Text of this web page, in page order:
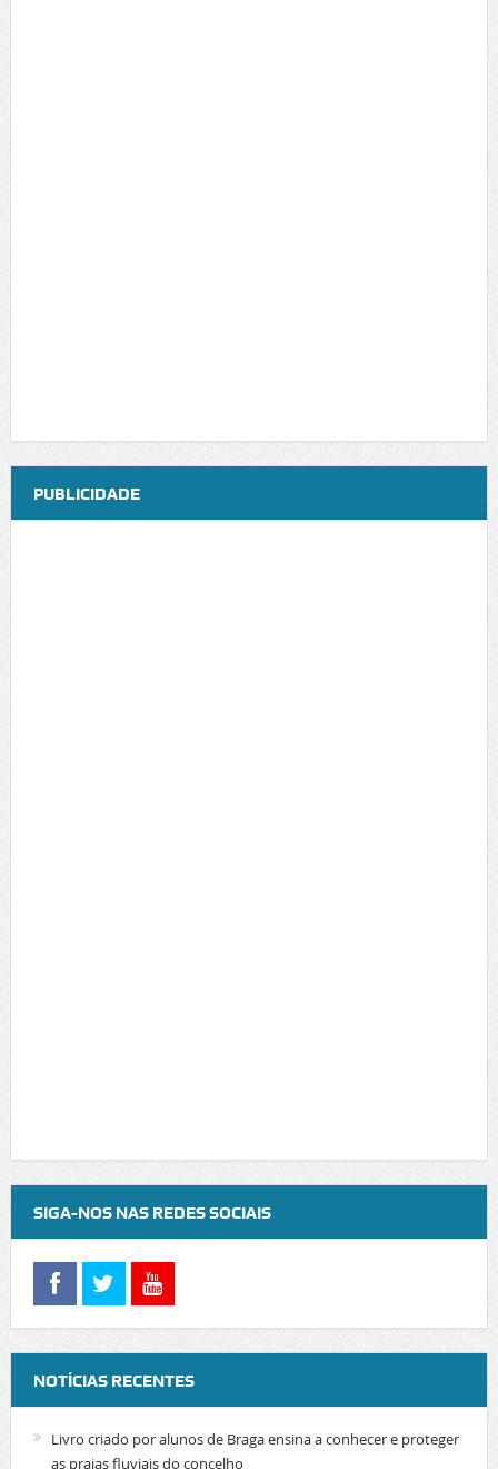
PUBLICIDADE
SIGA-NOS NAS REDES SOCIAIS
NOTÍCIAS RECENTES
Livro criado por alunos de Braga ensina a conhecer e proteger
as praias fluviais do concelho